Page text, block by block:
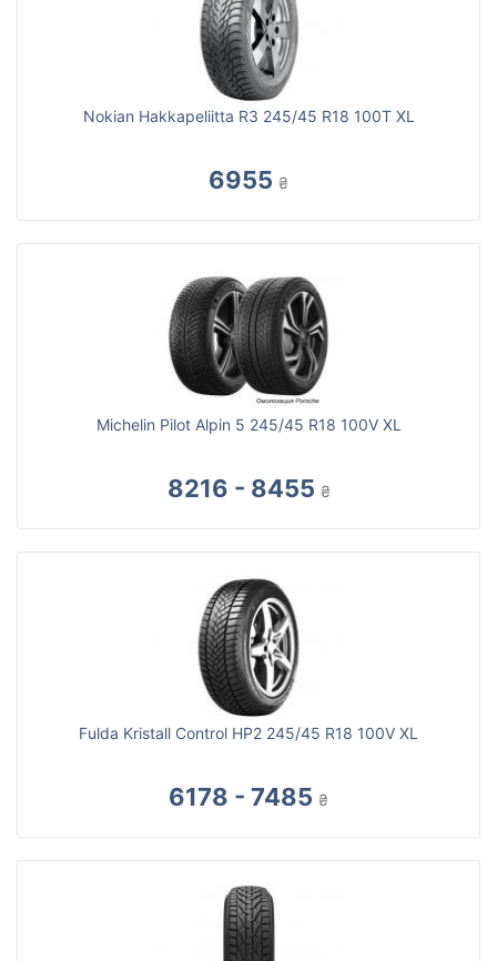
Nokian Hakkapeliitta R3 245/45 R18 100T XL
6955 ₴
Michelin Pilot Alpin 5 245/45 R18 100V XL
8216 - 8455 ₴
Fulda Kristall Control HP2 245/45 R18 100V XL
6178 - 7485 ₴